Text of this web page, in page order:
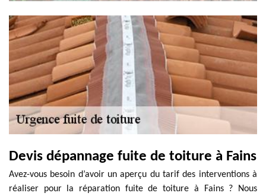
Devis dépannage fuite de toiture à Fains
Avez-vous besoin d’avoir un aperçu du tarif des interventions à
réaliser pour la réparation fuite de toiture à Fains ? Nous